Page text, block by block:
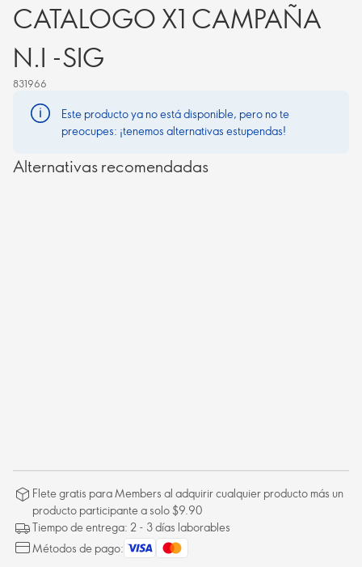
CATALOGO X1 CAMPAÑA
N.I -SIG
831966
Este producto ya no está disponible, pero no te
preocupes: ¡tenemos alternativas estupendas!
Alternativas recomendadas
Flete gratis para Members al adquirir cualquier producto más un
producto participante a solo $9.90
Tiempo de entrega: 2 - 3 días laborables
Métodos de pago: